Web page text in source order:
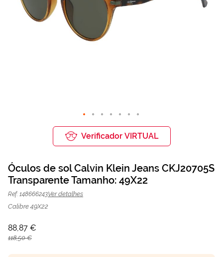
Óculos de sol Calvin Klein Jeans
CKJ20705S Transparente | Mais
Optica
Galeria
de
imagens
Verificador VIRTUAL
Óculos de sol Calvin Klein Jeans CKJ20705S
Transparente Tamanho: 49X22
Ref: 148666243Ver detalhes
Calibre 49X22
88,87 €
118,50 €